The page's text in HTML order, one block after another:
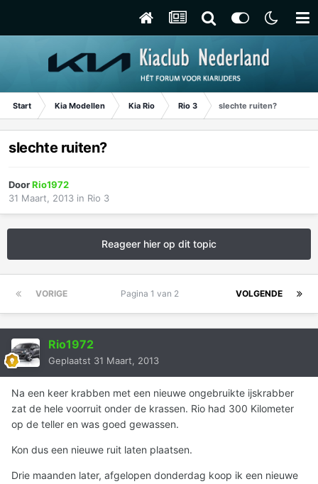
Start Kia Modellen Kia Rio Rio 3 slechte ruiten?
slechte ruiten?
DoorRio1972
31 Maart, 2013 in Rio 3
Reageer hier op dit topic
VORIGE VOLGENDE
Pagina 1 van 2
Rio1972
Geplaatst 31 Maart, 2013
Na een keer krabben met een nieuwe ongebruikte ijskrabber
zat de hele voorruit onder de krassen. Rio had 300 Kilometer
op de teller en was goed gewassen.
Kon dus een nieuwe ruit laten plaatsen.
Drie maanden later, afgelopen donderdag koop ik een nieuwe